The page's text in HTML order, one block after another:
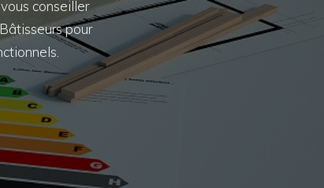
conseiller
pour